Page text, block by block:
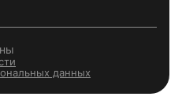
данных